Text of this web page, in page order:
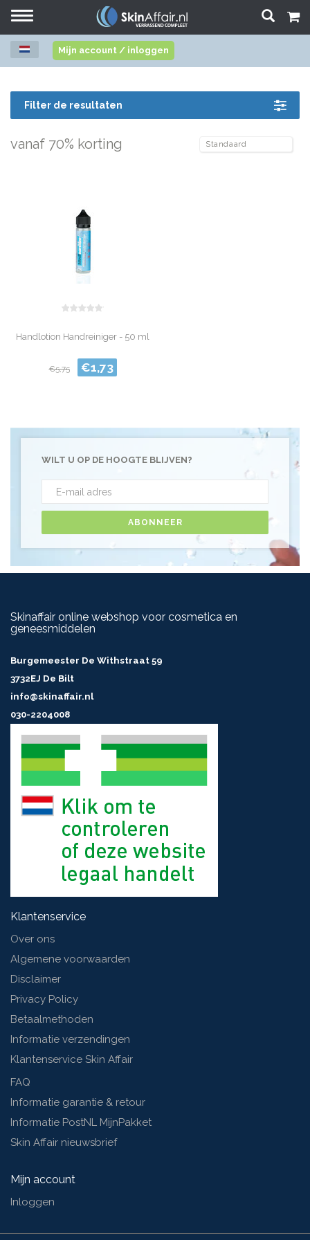
Toggle
Mijn account / inloggen
Filter de resultaten
vanaf 70% korting
Handlotion Handreiniger - 50 ml
€5,75 €1,73
WILT U OP DE HOOGTE BLIJVEN?
ABONNEER
Skinaffair online webshop voor cosmetica en
geneesmiddelen
Burgemeester De Withstraat 59
3732EJ De Bilt
info@skinaffair.nl
030-2204008
Klantenservice
Over ons
Algemene voorwaarden
Disclaimer
Privacy Policy
Betaalmethoden
Informatie verzendingen
Klantenservice Skin Affair
FAQ
Informatie garantie & retour
Informatie PostNL MijnPakket
Skin Affair nieuwsbrief
Mijn account
Inloggen